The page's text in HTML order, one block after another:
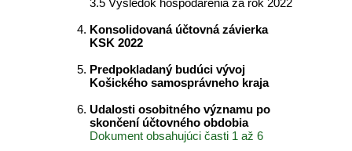
3.5 Výsledok hospodárenia za rok 2022
Konsolidovaná účtovná závierka
KSK 2022
Predpokladaný budúci vývoj
Košického samosprávneho kraja
Udalosti osobitného významu po
skončení účtovného obdobia
Dokument obsahujúci časti 1 až 6